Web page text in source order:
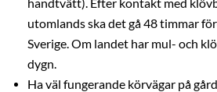
handtvätt). Efter kontakt med
utomlands ska det gå 48 timmar
Sverige. Om landet har mul- och
dygn.
Ha väl fungerande körvägar på